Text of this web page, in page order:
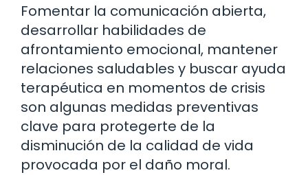
Fomentar la comunicación abierta,
desarrollar habilidades de
afrontamiento emocional, mantener
relaciones saludables y buscar ayuda
terapéutica en momentos de crisis
son algunas medidas preventivas
clave para protegerte de la
disminución de la calidad de vida
provocada por el daño moral.